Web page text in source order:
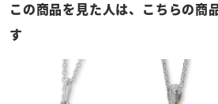
この商品を見た人は、こちらの商
す